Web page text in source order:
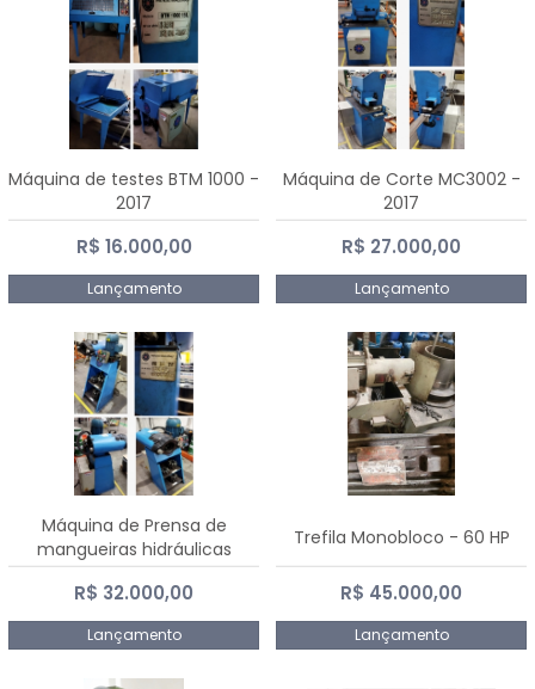
Máquina de testes BTM 1000 -
2017
R$ 16.000,00
Lançamento
Máquina de Corte MC3002 -
2017
R$ 27.000,00
Lançamento
Máquina de Prensa de
mangueiras hidráulicas
PE50TF - 2017
R$ 32.000,00
Lançamento
Trefila Monobloco - 60 HP
R$ 45.000,00
Lançamento